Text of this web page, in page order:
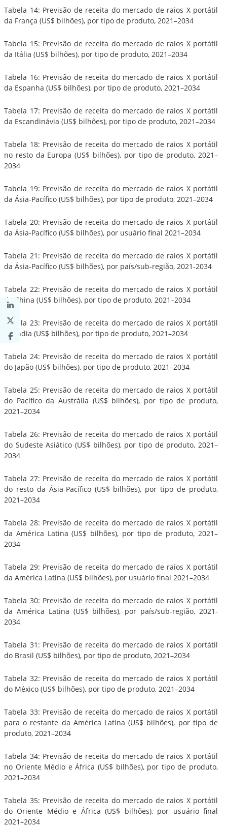
Tabela 14: Previsão de receita do mercado de raios X portátil
da França (US$ bilhões), por tipo de produto, 2021–2034
Tabela 15: Previsão de receita do mercado de raios X portátil
da Itália (US$ bilhões), por tipo de produto, 2021–2034
Tabela 16: Previsão de receita do mercado de raios X portátil
da Espanha (US$ bilhões), por tipo de produto, 2021–2034
Tabela 17: Previsão de receita do mercado de raios X portátil
da Escandinávia (US$ bilhões), por tipo de produto, 2021–2034
Tabela 18: Previsão de receita do mercado de raios X portátil
no resto da Europa (US$ bilhões), por tipo de produto, 2021–
2034
Tabela 19: Previsão de receita do mercado de raios X portátil
da Ásia-Pacífico (US$ bilhões), por tipo de produto, 2021–2034
Tabela 20: Previsão de receita do mercado de raios X portátil
da Ásia-Pacífico (US$ bilhões), por usuário final 2021–2034
Tabela 21: Previsão de receita do mercado de raios X portátil
da Ásia-Pacífico (US$ bilhões), por país/sub-região, 2021-2034
Tabela 22: Previsão de receita do mercado de raios X portátil
da China (US$ bilhões), por tipo de produto, 2021–2034
Tabela 23: Previsão de receita do mercado de raios X portátil
da Índia (US$ bilhões), por tipo de produto, 2021–2034
Tabela 24: Previsão de receita do mercado de raios X portátil
do Japão (US$ bilhões), por tipo de produto, 2021–2034
Tabela 25: Previsão de receita do mercado de raios X portátil
do Pacífico da Austrália (US$ bilhões), por tipo de produto,
2021–2034
Tabela 26: Previsão de receita do mercado de raios X portátil
do Sudeste Asiático (US$ bilhões), por tipo de produto, 2021–
2034
Tabela 27: Previsão de receita do mercado de raios X portátil
do resto da Ásia-Pacífico (US$ bilhões), por tipo de produto,
2021–2034
Tabela 28: Previsão de receita do mercado de raios X portátil
da América Latina (US$ bilhões), por tipo de produto, 2021–
2034
Tabela 29: Previsão de receita do mercado de raios X portátil
da América Latina (US$ bilhões), por usuário final 2021–2034
Tabela 30: Previsão de receita do mercado de raios X portátil
da América Latina (US$ bilhões), por país/sub-região, 2021-
2034
Tabela 31: Previsão de receita do mercado de raios X portátil
do Brasil (US$ bilhões), por tipo de produto, 2021–2034
Tabela 32: Previsão de receita do mercado de raios X portátil
do México (US$ bilhões), por tipo de produto, 2021–2034
Tabela 33: Previsão de receita do mercado de raios X portátil
para o restante da América Latina (US$ bilhões), por tipo de
produto, 2021–2034
Tabela 34: Previsão de receita do mercado de raios X portátil
no Oriente Médio e África (US$ bilhões), por tipo de produto,
2021–2034
Tabela 35: Previsão de receita do mercado de raios X portátil
do Oriente Médio e África (US$ bilhões), por usuário final
2021–2034